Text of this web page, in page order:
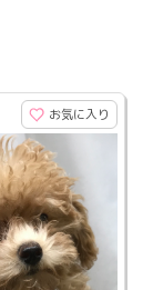
お気に入り